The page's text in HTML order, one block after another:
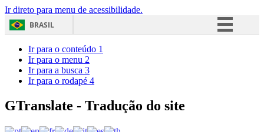
Ir direto para menu de acessibilidade.
BRASIL
Acesso à informação
Ir para o conteúdo 1
Ir para o menu 2
Ir para a busca 3
Ir para o rodapé 4
GTranslate - Tradução do site